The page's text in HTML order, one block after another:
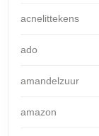
acnelittekens
ado
amandelzuur
amazon